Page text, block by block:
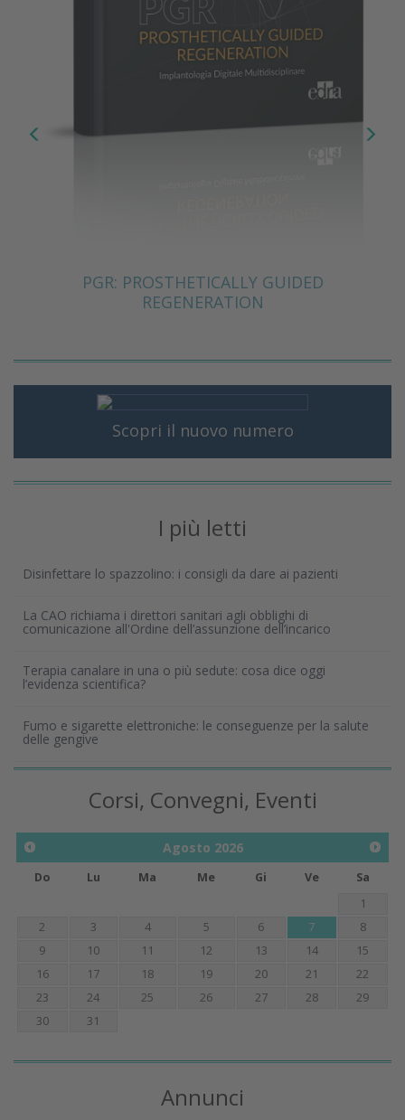
PGR: PROSTHETICALLY GUIDED
REGENERATION
Scopri il nuovo numero
I più letti
Disinfettare lo spazzolino: i consigli da dare ai pazienti
La CAO richiama i direttori sanitari agli obblighi di
comunicazione all'Ordine dell’assunzione dell’incarico
Terapia canalare in una o più sedute: cosa dice oggi
l’evidenza scientifica?
Fumo e sigarette elettroniche: le conseguenze per la salute
delle gengive
Corsi, Convegni, Eventi
Agosto 2026
Do Lu Ma Me Gi Ve
Sa
1
2
3 4 5 6 7
8
9
10 11 12 13 14
15
16
17 18 19 20 21
22
23
24 25 26 27 28
29
30
31
Annunci